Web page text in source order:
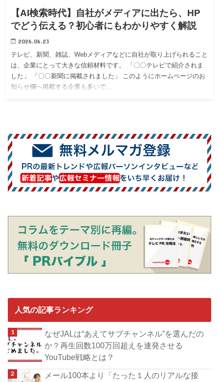
【AI検索時代】自社がメディアに出たら、HP
でどう伝える？初心者にもわかりやすく解説
2026.06.23
テレビ、新聞、雑誌、Webメディアなどに自社が取り上げられること
は、企業にとって大きな信頼材料です。 「〇〇テレビで紹介されま
した」 「〇〇新聞に掲載されました」 このようにホームページのお
知らせ欄へ掲載する企業も多いで…
人気の記事ランキング
なぜJALは“あえてサブチャンネル”を選んだの
か？再生回数100万回超えを連発させる
YouTube戦略とは？
メール100本より「たった１人のリアルな接